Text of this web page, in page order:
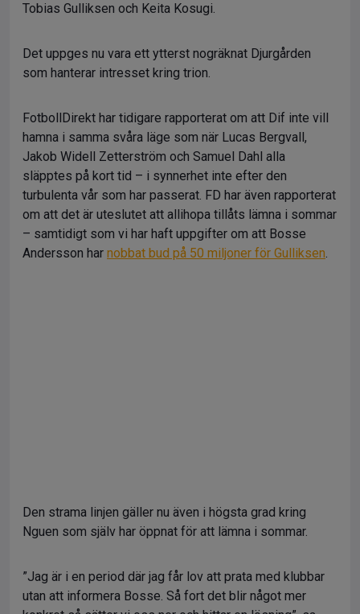
Tobias Gulliksen och Keita Kosugi.
Det uppges nu vara ett ytterst nogräknat Djurgården
som hanterar intresset kring trion.
FotbollDirekt har tidigare rapporterat om att Dif inte vill
hamna i samma svåra läge som när Lucas Bergvall,
Jakob Widell Zetterström och Samuel Dahl alla
släpptes på kort tid – i synnerhet inte efter den
turbulenta vår som har passerat. FD har även rapporterat
om att det är uteslutet att allihopa tillåts lämna i sommar
– samtidigt som vi har haft uppgifter om att Bosse
Andersson har nobbat bud på 50 miljoner för Gulliksen.
Den strama linjen gäller nu även i högsta grad kring
Nguen som själv har öppnat för att lämna i sommar.
”Jag är i en period där jag får lov att prata med klubbar
utan att informera Bosse. Så fort det blir något mer